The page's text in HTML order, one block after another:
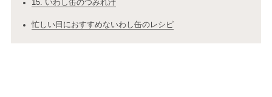
15. いわし缶のつみれ汁
忙しい日におすすめないわし缶のレシピ